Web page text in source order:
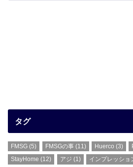
タグ
FMSG (5) FMSGの事(11) Huerco (3)
StayHome (12) アジ (1) インプレッショ